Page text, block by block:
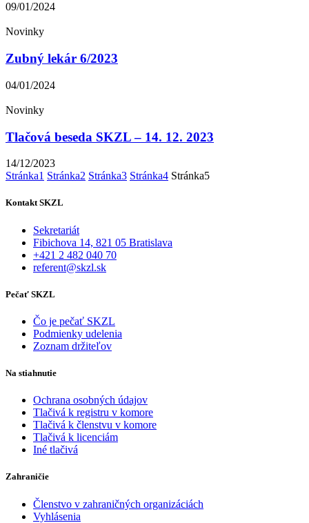
09/01/2024
Novinky
Zubný lekár 6/2023
04/01/2024
Novinky
Tlačová beseda SKZL – 14. 12. 2023
14/12/2023
Stránka1 Stránka2 Stránka3 Stránka4 Stránka5
Kontakt SKZL
Sekretariát
Fibichova 14, 821 05 Bratislava
+421 2 482 040 70
referent@skzl.sk
Pečať SKZL
Čo je pečať SKZL
Podmienky udelenia
Zoznam držiteľov
Na stiahnutie
Ochrana osobných údajov
Tlačivá k registru v komore
Tlačivá k členstvu v komore
Tlačivá k licenciám
Iné tlačivá
Zahraničie
Členstvo v zahraničných organizáciách
Vyhlásenia